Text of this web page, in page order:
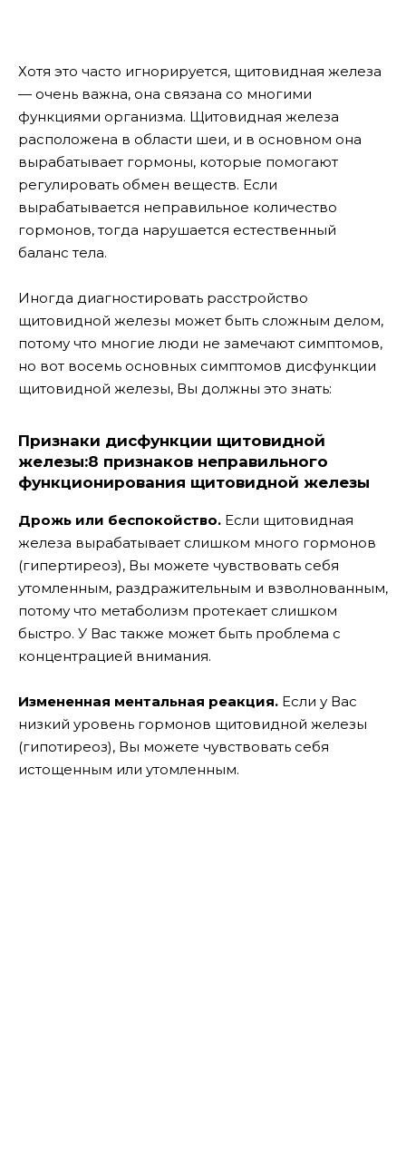
Хотя это часто игнорируется, щитовидная железа
— очень важна, она связана со многими
функциями организма. Щитовидная железа
расположена в области шеи, и в основном она
вырабатывает гормоны, которые помогают
регулировать обмен веществ. Если
вырабатывается неправильное количество
гормонов, тогда нарушается естественный
баланс тела.
Иногда диагностировать расстройство
щитовидной железы может быть сложным делом,
потому что многие люди не замечают симптомов,
но вот восемь основных симптомов дисфункции
щитовидной железы, Вы должны это знать:
Признаки дисфункции щитовидной
железы:8 признаков неправильного
функционирования щитовидной железы
Дрожь или беспокойство. Если щитовидная
железа вырабатывает слишком много гормонов
(гипертиреоз), Вы можете чувствовать себя
утомленным, раздражительным и взволнованным,
потому что метаболизм протекает слишком
быстро. У Вас также может быть проблема с
концентрацией внимания.
Измененная ментальная реакция. Если у Вас
низкий уровень гормонов щитовидной железы
(гипотиреоз), Вы можете чувствовать себя
истощенным или утомленным.